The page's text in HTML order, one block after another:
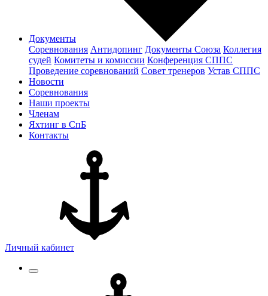
Документы
Соревнования Антидопинг Документы Cоюза Коллегия
судей Комитеты и комиссии Конференция СППС
Проведение соревнований Совет тренеров Устав СППС
Новости
Соревнования
Наши проекты
Членам
Яхтинг в СпБ
Контакты
Личный кабинет